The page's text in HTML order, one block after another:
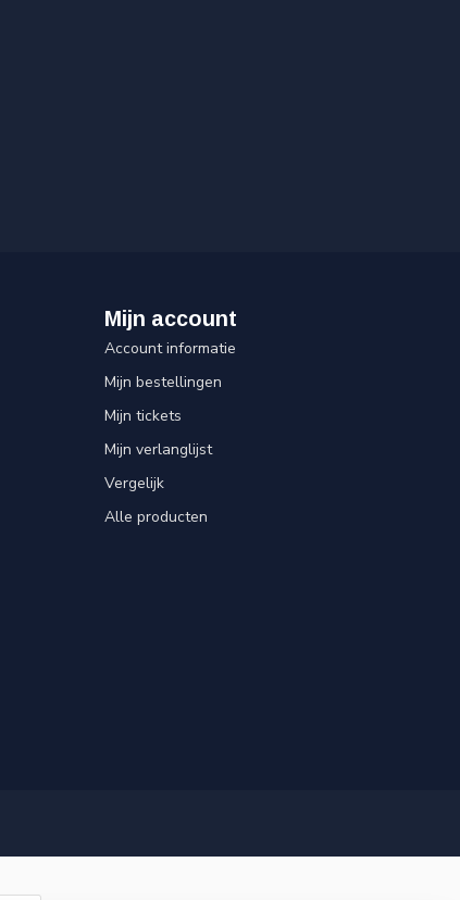
Mijn account
Account informatie
Mijn bestellingen
Mijn tickets
Mijn verlanglijst
Vergelijk
Alle producten